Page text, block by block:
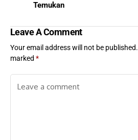
Temukan
Leave A Comment
Your email address will not be published.
marked *